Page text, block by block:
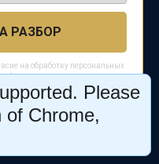
РАЗБОР
на обработку персональных
персональных данных
Please
of Chrome,